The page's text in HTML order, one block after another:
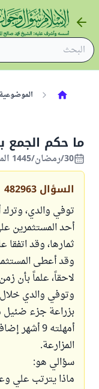
الموضوعية
ما حكم الجمع
30/رمضان/1445 الموافق 09/أبريل/2024
السؤال 482963
توفي والدي،
ثمارها، وقد
وقد أعطى
وتوفي والدي
بزراعة جزء ضئيل
أمهلته 9
المزارعة.
سؤالي هو:
ماذا يترتب علي